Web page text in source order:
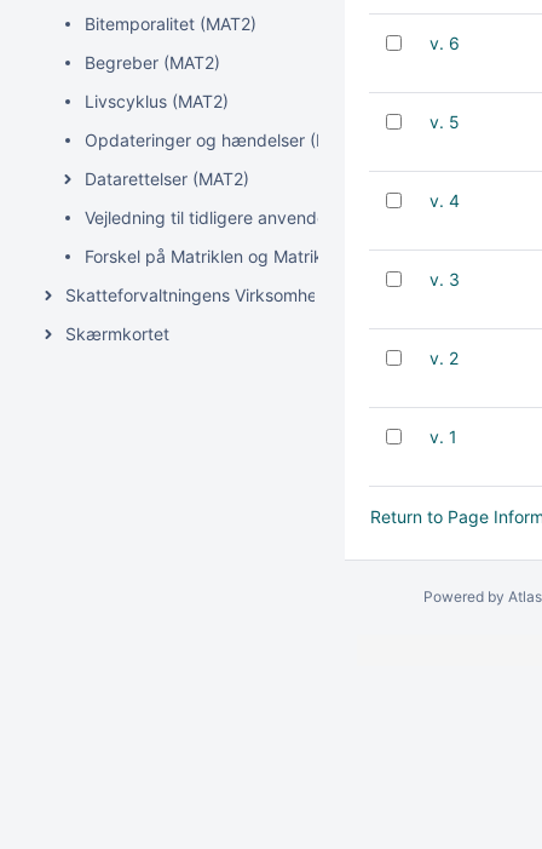
Bitemporalitet (MAT2)
Begreber (MAT2)
Livscyklus (MAT2)
Opdateringer og hændelser (MAT2)
Datarettelser (MAT2)
Vejledning til tidligere anvendere af Kortforsyningen og
Forskel på Matriklen og Matriklen2
Skatteforvaltningens Virksomhedsregister (SVR)
Skærmkortet
v. 6
v. 5
v. 4
v. 3
v. 2
v. 1
Return to Page
Powered by